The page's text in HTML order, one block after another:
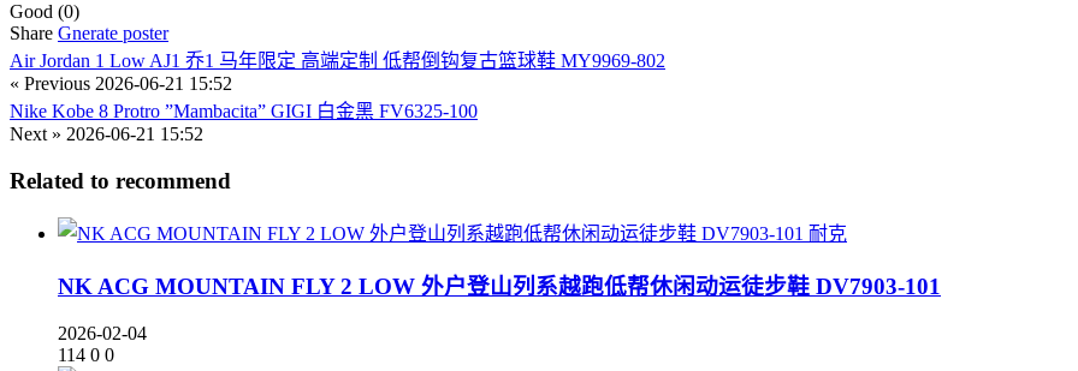
Good (0)
Share Gnerate poster
Air Jordan 1 Low AJ1 乔1 马年限定 高端定制 低帮倒钩复古篮球鞋 MY9969-802
« Previous 2026-06-21 15:52
Nike Kobe 8 Protro ”Mambacita” GIGI 白金黑 FV6325-100
Next » 2026-06-21 15:52
Related to recommend
耐克
NK ACG MOUNTAIN FLY 2 LOW 外户登山列系越跑低帮休闲动运徒步鞋 DV7903-101
2026-02-04
114 0 0